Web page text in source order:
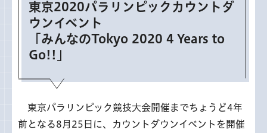
東京2020パラリンピックカウントダ
ウンイベント
「みんなのTokyo 2020 4 Years to
Go!!」
東京パラリンピック競技大会開催までちょうど4年
前となる8月25日に、カウントダウンイベントを開催